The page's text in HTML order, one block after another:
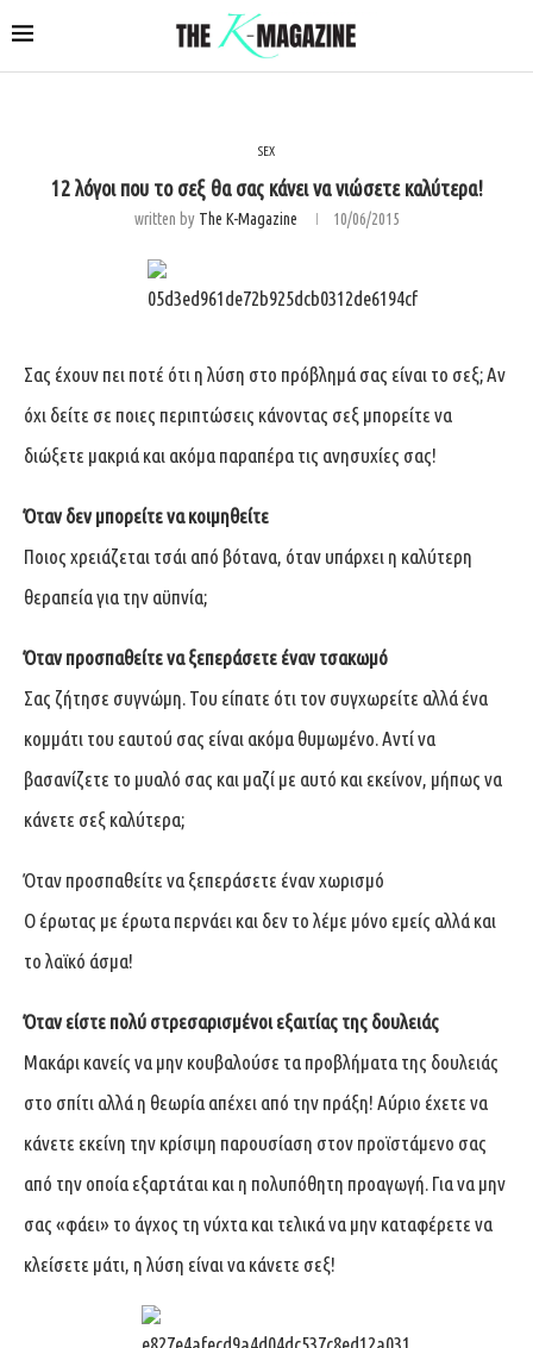
SEX
12 λόγοι που το σεξ θα σας κάνει να νιώσετε καλύτερα!
written by The K-Magazine 10/06/2015
Σας έχουν πει ποτέ ότι η λύση στο πρόβλημά σας είναι το σεξ; Αν
όχι δείτε σε ποιες περιπτώσεις κάνοντας σεξ μπορείτε να
διώξετε μακριά και ακόμα παραπέρα τις ανησυχίες σας!
Όταν δεν μπορείτε να κοιμηθείτε
Ποιος χρειάζεται τσάι από βότανα, όταν υπάρχει η καλύτερη
θεραπεία για την αϋπνία;
Όταν προσπαθείτε να ξεπεράσετε έναν τσακωμό
Σας ζήτησε συγνώμη. Του είπατε ότι τον συγχωρείτε αλλά ένα
κομμάτι του εαυτού σας είναι ακόμα θυμωμένο. Αντί να
βασανίζετε το μυαλό σας και μαζί με αυτό και εκείνον, μήπως να
κάνετε σεξ καλύτερα;
Όταν προσπαθείτε να ξεπεράσετε έναν χωρισμό
Ο έρωτας με έρωτα περνάει και δεν το λέμε μόνο εμείς αλλά και
το λαϊκό άσμα!
Όταν είστε πολύ στρεσαρισμένοι εξαιτίας της δουλειάς
Μακάρι κανείς να μην κουβαλούσε τα προβλήματα της δουλειάς
στο σπίτι αλλά η θεωρία απέχει από την πράξη! Αύριο έχετε να
κάνετε εκείνη την κρίσιμη παρουσίαση στον προϊστάμενο σας
από την οποία εξαρτάται και η πολυπόθητη προαγωγή. Για να μην
σας «φάει» το άγχος τη νύχτα και τελικά να μην καταφέρετε να
κλείσετε μάτι, η λύση είναι να κάνετε σεξ!